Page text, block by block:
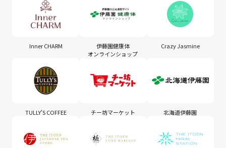
Inner CHARM
伊藤園健康体
オンラインショップ
Crazy Jasmine
TULLY'S COFFEE チー坊マーケット 北海道伊藤園